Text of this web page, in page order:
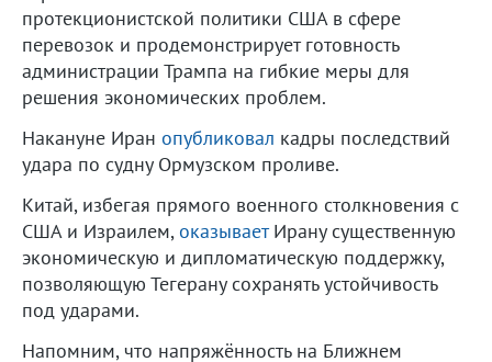
протекционистской политики США в сфере
перевозок и продемонстрирует готовность
администрации Трампа на гибкие меры для
решения экономических проблем.
Накануне Иран опубликовал кадры последствий
удара по судну Ормузском проливе.
Китай, избегая прямого военного столкновения с
США и Израилем,оказываетИрану существенную
экономическую и дипломатическую поддержку,
позволяющую Тегерану сохранять устойчивость
под ударами.
Напомним, что напряжённость на Ближнем